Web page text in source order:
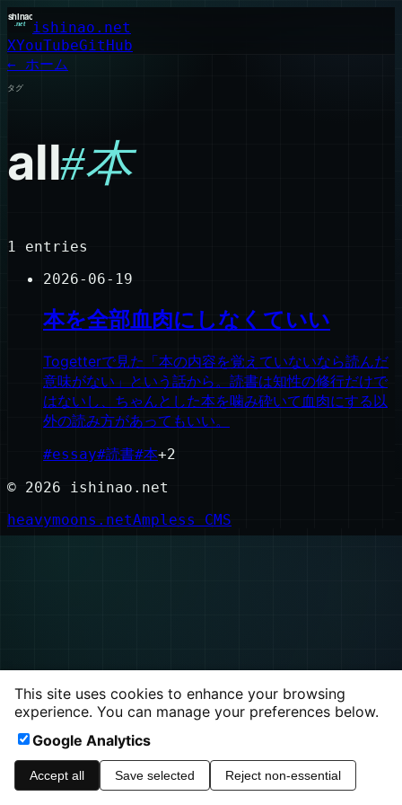
ishinao.net
XYouTubeGitHub
← ホーム
タグ
all#本
1
entries
2026-06-19
本を全部血肉にしなくていい
Togetterで見た「本の内容を覚えていないなら読んだ
意味がない」という話から。読書は知性の修行だけで
はないし、ちゃんとした本を噛み砕いて血肉にする以
外の読み方があってもいい。
#essay#読書#本+2
© 2026
ishinao.net
heavymoons.netAmpless CMS
This site uses cookies to enhance your browsing
experience. You can manage your preferences below.
Google Analytics
Accept all Save selected Reject non-essential